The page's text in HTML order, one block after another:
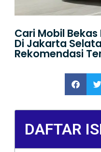
Cari Mobil
Di Jakarta
Rekomendasi
DAFTAR